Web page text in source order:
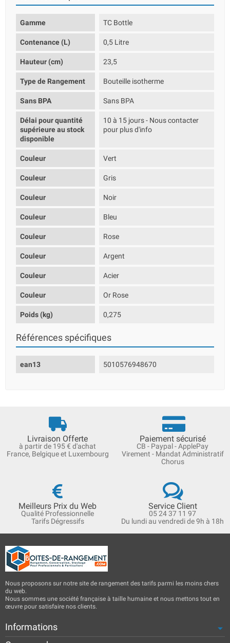
Gamme TC Bottle
Contenance (L) 0,5 Litre
Hauteur (cm) 23,5
Type de Rangement Bouteille isotherme
Sans BPA Sans BPA
Délai pour quantité
supérieure au stock
disponible
10 à 15 jours - Nous contacter
pour plus d'info
Couleur Vert
Couleur Gris
Couleur Noir
Couleur Bleu
Couleur Rose
Couleur Argent
Couleur Acier
Couleur Or Rose
Poids (kg) 0,275
Références spécifiques
ean13 5010576948670
Livraison Offerte
à partir de 195 € d'achat
France, Belgique et Luxembourg
Paiement sécurisé
CB - Paypal - ApplePay
Virement - Mandat Administratif
Chorus
Meilleurs Prix du Web
Qualité Professionnelle
Tarifs Dégressifs
Service Client
05 24 37 11 97
Du lundi au vendredi de 9h à 18h
Nous proposons sur notre site de rangement des tarifs parmi les moins chers
du web.
Nous sommes une société française à taille humaine et nous mettons tout en
œuvre pour satisfaire nos clients.
Informations